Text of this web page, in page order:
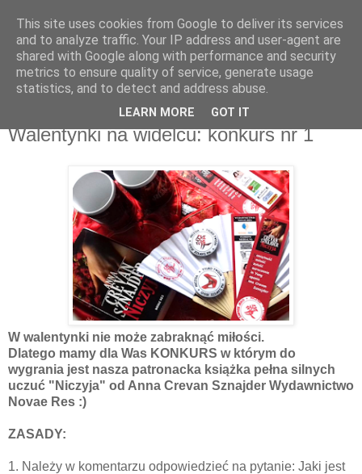
Recenzje na widelcu
Portal kulturalny - książki, recenzje, inspiracje, konkursy.
środa, 14 lutego 2018
Walentynki na widelcu: konkurs nr 1
W walentynki nie może zabraknąć miłości.
Dlatego mamy dla Was KONKURS w którym do
wygrania jest nasza patronacka książka pełna silnych
uczuć "Niczyja" od Anna Crevan Sznajder Wydawnictwo
Novae Res :)
ZASADY:
1. Należy w komentarzu odpowiedzieć na pytanie: Jaki jest
This site uses cookies from Google to deliver its services
and to analyze traffic. Your IP address and user-agent are
shared with Google along with performance and security
metrics to ensure quality of service, generate usage
statistics, and to detect and address abuse.
LEARN MORE GOT IT